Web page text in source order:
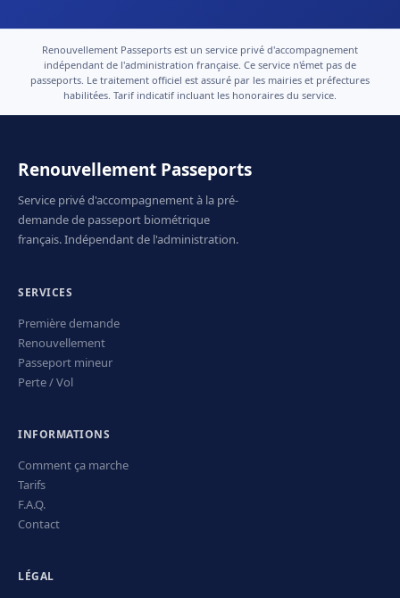
Renouvellement Passeports est un service privé d'accompagnement
indépendant de l'administration française. Ce service n'émet pas de
passeports. Le traitement officiel est assuré par les mairies et préfectures
habilitées. Tarif indicatif incluant les honoraires du service.
Renouvellement Passeports
Service privé d'accompagnement à la pré-
demande de passeport biométrique
français. Indépendant de l'administration.
SERVICES
Première demande
Renouvellement
Passeport mineur
Perte / Vol
INFORMATIONS
Comment ça marche
Tarifs
F.A.Q.
Contact
LÉGAL